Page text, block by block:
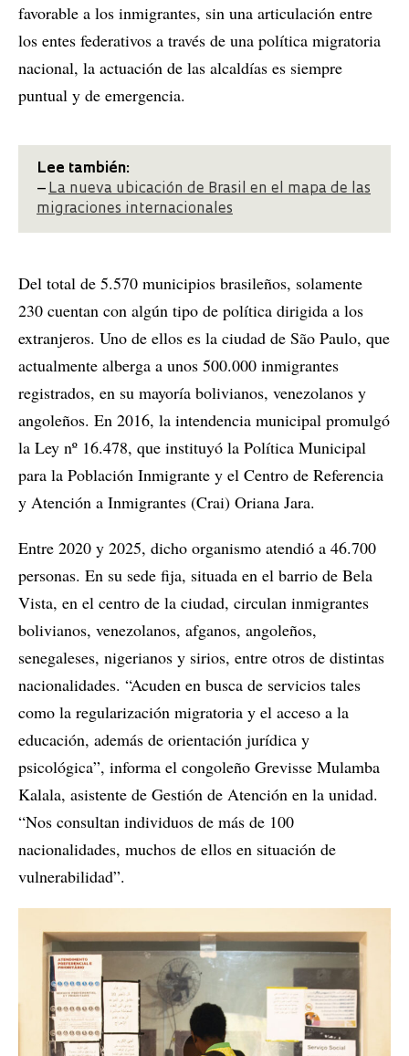
favorable a los inmigrantes, sin una articulación entre
los entes federativos a través de una política migratoria
nacional, la actuación de las alcaldías es siempre
puntual y de emergencia.
Lee también:
– La nueva ubicación de Brasil en el mapa de las
migraciones internacionales
Del total de 5.570 municipios brasileños, solamente
230 cuentan con algún tipo de política dirigida a los
extranjeros. Uno de ellos es la ciudad de São Paulo, que
actualmente alberga a unos 500.000 inmigrantes
registrados, en su mayoría bolivianos, venezolanos y
angoleños. En 2016, la intendencia municipal promulgó
la Ley nº 16.478, que instituyó la Política Municipal
para la Población Inmigrante y el Centro de Referencia
y Atención a Inmigrantes (Crai) Oriana Jara.
Entre 2020 y 2025, dicho organismo atendió a 46.700
personas. En su sede fija, situada en el barrio de Bela
Vista, en el centro de la ciudad, circulan inmigrantes
bolivianos, venezolanos, afganos, angoleños,
senegaleses, nigerianos y sirios, entre otros de distintas
nacionalidades. “Acuden en busca de servicios tales
como la regularización migratoria y el acceso a la
educación, además de orientación jurídica y
psicológica”, informa el congoleño Grevisse Mulamba
Kalala, asistente de Gestión de Atención en la unidad.
“Nos consultan individuos de más de 100
nacionalidades, muchos de ellos en situación de
vulnerabilidad”.